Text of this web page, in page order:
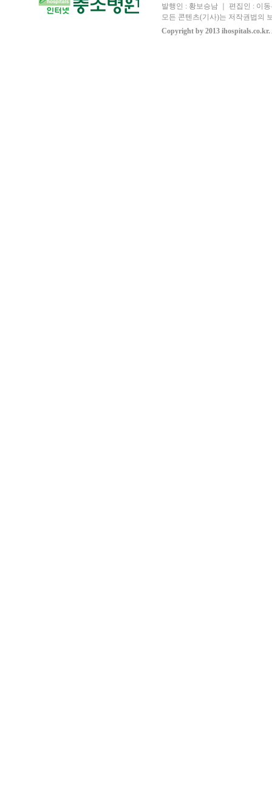
발행인 : 황보승남 ｜ 편집인 : 이
모든 콘텐츠(기사)는 저작권법의
Copyright by 2013 ihospitals.co.kr.